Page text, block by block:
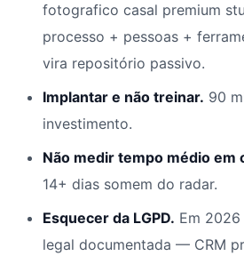
fotografico casal premium
processo + pessoas +
vira repositório passivo.
Implantar e não treinar. 90
investimento.
Não medir tempo médio em
14+ dias somem do radar.
Esquecer da LGPD. Em
legal documentada — CRM